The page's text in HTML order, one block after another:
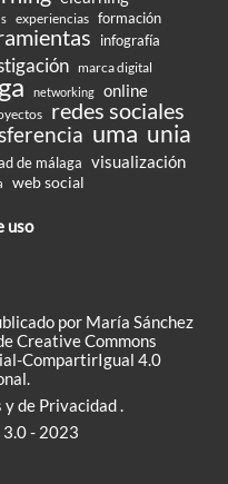
experiencias formación
infografía
marca digital
networking online
redes sociales
uma unia
de málaga visualización
web social
uso
por María Sánchez
Creative Commons
CompartirIgual 4.0
.
y de Privacidad.
- 2023